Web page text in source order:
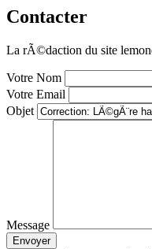
Contacter
La rÃ©daction du site
Votre Nom
Votre Email
Objet
Message